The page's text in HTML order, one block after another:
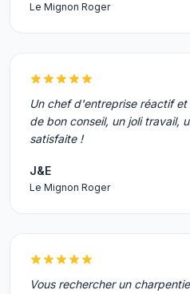
Le Mignon Roger
Un chef d'entreprise réactif
de bon conseil, un joli travail,
satisfaite !
J&E
Le Mignon Roger
Vous rechercher un